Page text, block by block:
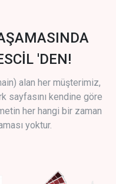
'DEN!
alan her müşterimiz,
sayfasını kendine göre
her hangi bir zaman
yoktur.